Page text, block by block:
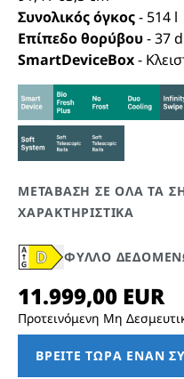
Συνολικός όγκος- 514 l
Επίπεδο θορύβου-37
SmartDeviceBox-
Προτεινόμενη Μη